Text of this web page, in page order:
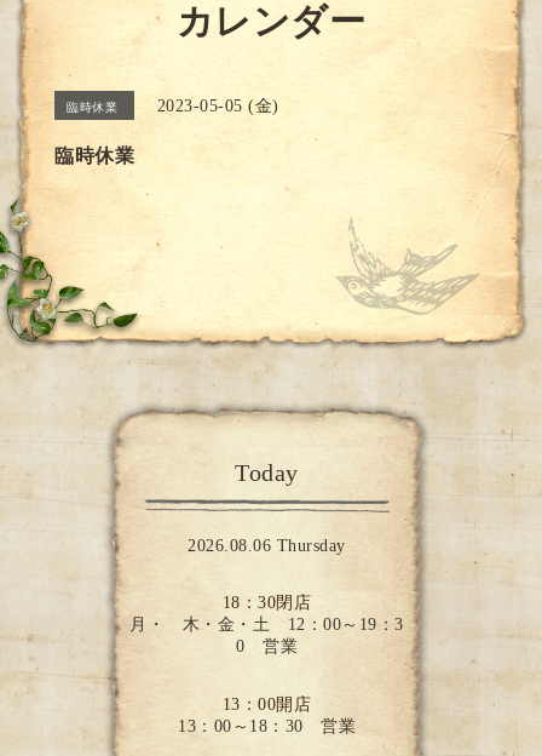
カレンダー
臨時休業 2023-05-05 (金)
臨時休業
Today
2026.08.06 Thursday
18：30閉店
月・ 木・金・土 12：00～19：3
0 営業
13：00開店
13：00～18：30 営業